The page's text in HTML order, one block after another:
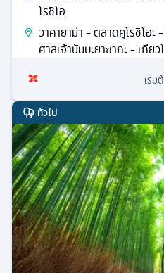
โรชิโอ
วาคายาม่า - ตลาดคุโรชิโอ
ศาลเจ้านัมบะยาซากะ - เกีย
เริ่ม
ทั่วไป